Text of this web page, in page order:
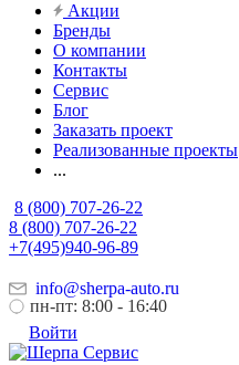
Акции
Бренды
О компании
Контакты
Сервис
Блог
Заказать проект
Реализованные проекты
...
8 (800) 707-26-22
8 (800) 707-26-22
+7(495)940-96-89
info@sherpa-auto.ru
пн-пт: 8:00 - 16:40
Войти